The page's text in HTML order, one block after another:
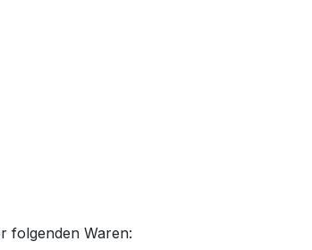
folgenden Waren: